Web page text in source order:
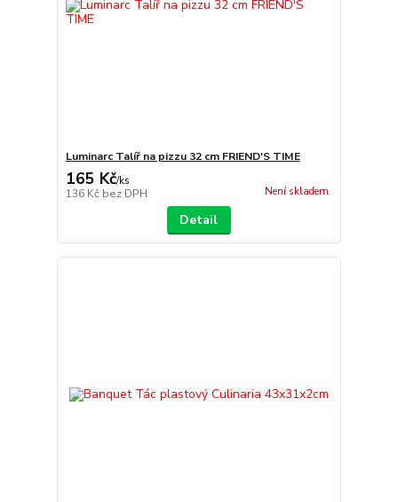
Luminarc Talíř na pizzu 32 cm FRIEND'S TIME
165 Kč/ks
136 Kč bez DPH Není skladem
Detail